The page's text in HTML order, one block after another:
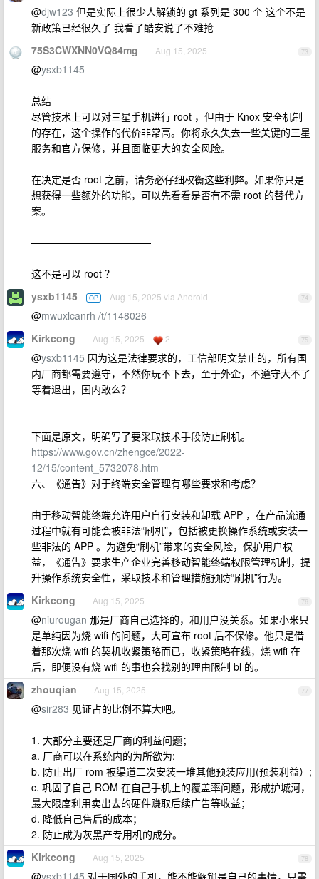
@djw123 但是实际上很少人解锁的 gt 系列是 300 个 这个不是
新政策已经很久了 我看了酷安说了不难抢
73
75S3CWXNN0VQ84mg Aug 15, 2025
@ysxb1145
总结
尽管技术上可以对三星手机进行 root ，但由于 Knox 安全机制
的存在，这个操作的代价非常高。你将永久失去一些关键的三星
服务和官方保修，并且面临更大的安全风险。
在决定是否 root 之前，请务必仔细权衡这些利弊。如果你只是
想获得一些额外的功能，可以先看看是否有不需 root 的替代方
案。
————————————
这不是可以 root ？
74
ysxb1145 OP Aug 15, 2025 via Android
@mwuxlcanrh /t/1148026
75
Kirkcong Aug 15, 2025 2
@ysxb1145 因为这是法律要求的，工信部明文禁止的，所有国
内厂商都需要遵守，不然你玩不下去，至于外企，不遵守大不了
等着退出，国内敢么？
下面是原文，明确写了要采取技术手段防止刷机。
https://www.gov.cn/zhengce/2022-
12/15/content_5732078.htm
六、《通告》对于终端安全管理有哪些要求和考虑？
由于移动智能终端允许用户自行安装和卸载 APP ，在产品流通
过程中就有可能会被非法“刷机”，包括被更换操作系统或安装一
些非法的 APP 。为避免“刷机”带来的安全风险，保护用户权
益，《通告》要求生产企业完善移动智能终端权限管理机制，提
升操作系统安全性，采取技术和管理措施预防“刷机”行为。
76
Kirkcong Aug 15, 2025
@niurougan 那是厂商自己选择的，和用户没关系。如果小米只
是单纯因为烧 wifi 的问题，大可宣布 root 后不保修。他只是借
着那次烧 wifi 的契机收紧策略而已，收紧策略在线，烧 wifi 在
后，即便没有烧 wifi 的事也会找别的理由限制 bl 的。
77
zhouqian Aug 15, 2025
@sir283 见证占的比例不算大吧。
1. 大部分主要还是厂商的利益问题；
a. 厂商可以在系统内的为所欲为;
b. 防止出厂 rom 被渠道二次安装一堆其他预装应用(预装利益）;
c. 巩固了自己 ROM 在自己手机上的覆盖率问题，形成护城河，
最大限度利用卖出去的硬件赚取后续广告等收益；
d. 降低自己售后的成本；
2. 防止成为灰黑产专用机的成分。
78
Kirkcong Aug 15, 2025
@ysxb1145 对于国外的手机，能不能解锁是自己的事情，只需